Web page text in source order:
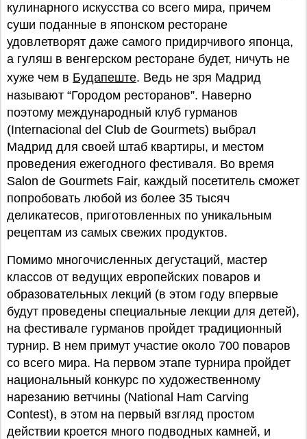
кулинарного искусства со всего мира, причем
суши поданные в японском ресторане
удовлетворят даже самого придирчивого японца,
а гуляш в венгерском ресторане будет, ничуть не
хуже чем в Будапеште. Ведь не зря Мадрид
называют “Городом ресторанов”. Наверно
поэтому международный клуб гурманов
(Internacional del Club de Gourmets) выбрал
Мадрид для своей штаб квартиры, и местом
проведения ежегодного фестиваля. Во время
Salon de Gourmets Fair, каждый посетитель сможет
попробовать любой из более 35 тысяч
деликатесов, приготовленных по уникальным
рецептам из самых свежих продуктов.
Помимо многочисленных дегустаций, мастер
классов от ведущих европейских поваров и
образовательных лекций (в этом году впервые
будут проведены специальные лекции для детей),
на фестивале гурманов пройдет традиционный
турнир. В нем примут участие около 700 поваров
со всего мира. На первом этапе турнира пройдет
национальный конкурс по художественному
нарезанию ветчины (National Ham Carving
Contest), в этом на первый взгляд простом
действии кроется много подводных камней, и